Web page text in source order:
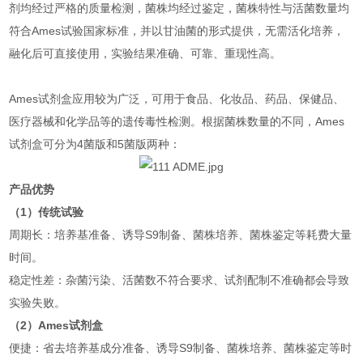
剂均经过严格的质量检测，菌株均经过鉴定，菌株特性与活菌数量均
符合Ames试验国家标准，并以甘油菌的形式提供，无需活化培养，
融化后可直接使用，实验结果准确、可靠、重现性高。
Ames试剂盒应用较为广泛，可用于食品、化妆品、药品、保健品、
医疗器械和化学品等的遗传毒性检测。根据菌株数量的不同，Ames
试剂盒可分为4菌版和5菌版两种：
产品优势
（1）传统试验
周期长：培养基准备、诱导S9制备、菌株培养、菌株鉴定等耗费大量
时间。
稳定性差：杂菌污染、活菌数不符合要求、试剂配制不准确都会导致
实验失败。
（2）Ames试剂盒
便捷：省去培养基成分准备、诱导S9制备、菌株培养、菌株鉴定等时